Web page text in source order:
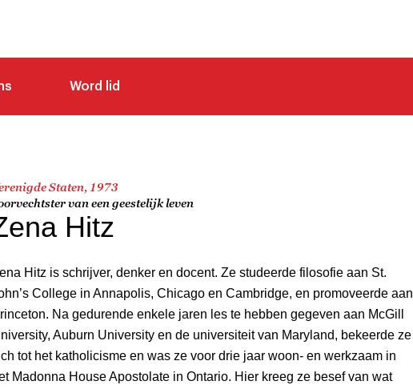
Word lid
Staten, 1973
van een geestelijk leven
Hitz
Hitz is schrijver, denker en docent. Ze studeerde filosofie aan St.
College in Annapolis, Chicago en Cambridge, en promoveerde aan
Na gedurende enkele jaren les te hebben gegeven aan McGill
Auburn University en de universiteit van Maryland, bekeerde ze
tot het katholicisme en was ze voor drie jaar woon- en werkzaam in
Madonna House Apostolate in Ontario. Hier kreeg ze besef van wat